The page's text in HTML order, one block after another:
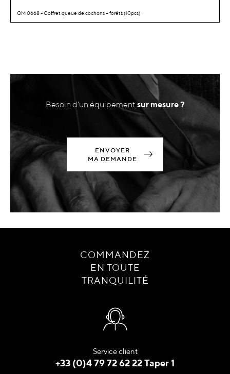
OM 0668 - Coffret queue de cochons + forêts (10pcs)
Besoin d'un équipement sur mesure ?
ENVOYER
MA DEMANDE
COMMANDEZ
EN TOUTE
TRANQUILITÉ
Service client
+33 (0)4 79 72 62 22 Taper 1